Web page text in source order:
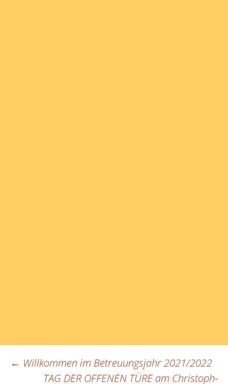
Beitragsnavigation
← Willkommen im Betreuungsjahr 2021/2022
TAG DER OFFENEN TÜRE am Christoph-